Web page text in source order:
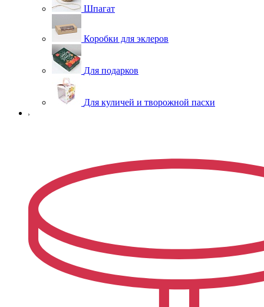
Шпагат
Коробки для эклеров
Для подарков
Для куличей и творожной пасхи